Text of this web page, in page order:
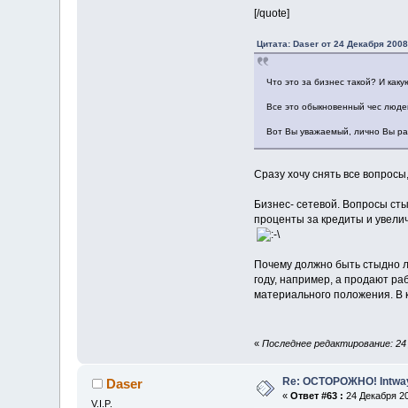
[/quote]
Цитата: Daser от 24 Декабря
Что это за бизнес такой? И
Все это обыкновенный чес
Вот Вы уважаемый, лично Вы
Сразу хочу снять все
Бизнес- сетевой. Вопросы
проценты за кредиты и
Почему должно быть стыдно
году, например, а продают
материального положения. В
« Последнее редактирование:
Daser
V.I.P.
Re: ОСТОРОЖНО!
«Ответ #63 : 24 Декабря